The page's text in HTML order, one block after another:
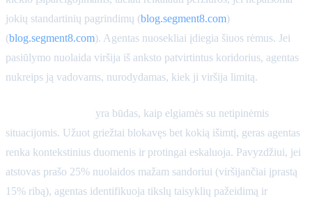
jokių standartinių pagrindimų (blog.segment8.com)
(blog.segment8.com). Agentas nuosekliai įdiegia šiuos rėmus. Jei
pasiūlymo nuolaida viršija iš anksto patvirtintus koridorius, agentas
nukreips ją vadovams, nurodydamas, kiek ji viršija limitą.
yra būdas, kaip elgiamės su netipinėmis
situacijomis. Užuot griežtai blokavęs bet kokią išimtį, geras agentas
renka kontekstinius duomenis ir protingai eskaluoja. Pavyzdžiui, jei
atstovas prašo 25% nuolaidos mažam sandoriui (viršijančiai įprastą
15% ribą), agentas identifikuoja tikslų taisyklių pažeidimą ir